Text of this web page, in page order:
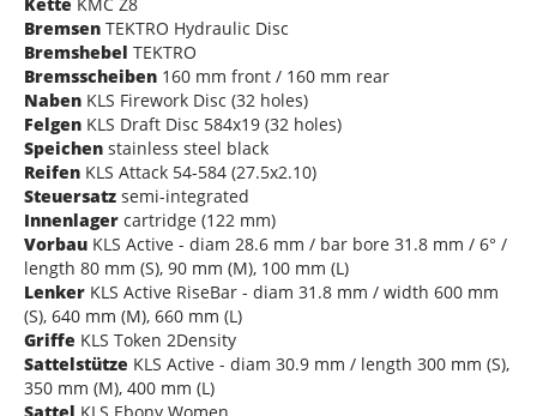
Bremsen TEKTRO Hydraulic Disc
Bremshebel TEKTRO
Bremsscheiben 160 mm front / 160 mm rear
Naben KLS Firework Disc (32 holes)
Felgen KLS Draft Disc 584x19 (32 holes)
Speichen stainless steel black
Reifen KLS Attack 54-584 (27.5x2.10)
Steuersatz semi-integrated
Innenlager cartridge (122 mm)
Vorbau KLS Active - diam 28.6 mm / bar bore 31.8 mm / 6° /
length 80 mm (S), 90 mm (M), 100 mm (L)
Lenker KLS Active RiseBar - diam 31.8 mm / width 600 mm
(S), 640 mm (M), 660 mm (L)
Griffe KLS Token 2Density
Sattelstütze KLS Active - diam 30.9 mm / length 300 mm (S),
350 mm (M), 400 mm (L)